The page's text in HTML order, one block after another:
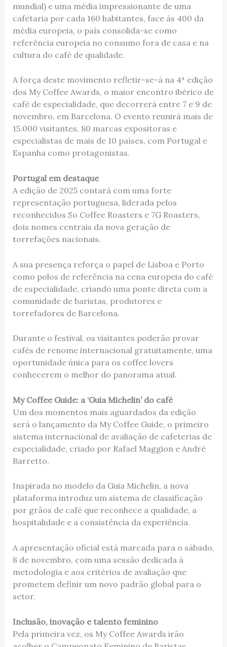
mundial) e uma média impressionante de uma
cafetaria por cada 160 habitantes, face às 400 da
média europeia, o país consolida-se como
referência europeia no consumo fora de casa e na
cultura do café de qualidade.
A força deste movimento refletir-se-á na 4ª edição
dos My Coffee Awards, o maior encontro ibérico de
café de especialidade, que decorrerá entre 7 e 9 de
novembro, em Barcelona. O evento reunirá mais de
15.000 visitantes, 80 marcas expositoras e
especialistas de mais de 10 países, com Portugal e
Espanha como protagonistas.
Portugal em destaque
A edição de 2025 contará com uma forte
representação portuguesa, liderada pelos
reconhecidos So Coffee Roasters e 7G Roasters,
dois nomes centrais da nova geração de
torrefações nacionais.
A sua presença reforça o papel de Lisboa e Porto
como polos de referência na cena europeia do café
de especialidade, criando uma ponte direta com a
comunidade de baristas, produtores e
torrefadores de Barcelona.
Durante o festival, os visitantes poderão provar
cafés de renome internacional gratuitamente, uma
oportunidade única para os coffee lovers
conhecerem o melhor do panorama atual.
My Coffee Guide: a ‘Guia Michelin’ do café
Um dos momentos mais aguardados da edição
será o lançamento da My Coffee Guide, o primeiro
sistema internacional de avaliação de cafeterias de
especialidade, criado por Rafael Maggion e André
Barretto.
Inspirada no modelo da Guia Michelin, a nova
plataforma introduz um sistema de classificação
por grãos de café que reconhece a qualidade, a
hospitalidade e a consistência da experiência.
A apresentação oficial está marcada para o sábado,
8 de novembro, com uma sessão dedicada à
metodologia e aos critérios de avaliação que
prometem definir um novo padrão global para o
setor.
Inclusão, inovação e talento feminino
Pela primeira vez, os My Coffee Awards irão